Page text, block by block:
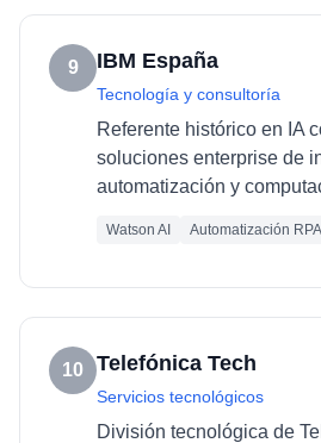
9 IBM España
Tecnología y consultoría
Referente histórico en IA
soluciones enterprise de
automatización y
Watson AI Automatización RPA
10 Telefónica Tech
Servicios tecnológicos
División tecnológica de